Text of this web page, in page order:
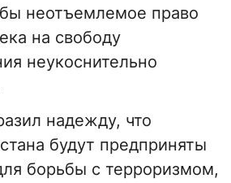
неотъемлемое право
на свободу
неукоснительно
надежду, что
будут предприняты
борьбы с терроризмом,